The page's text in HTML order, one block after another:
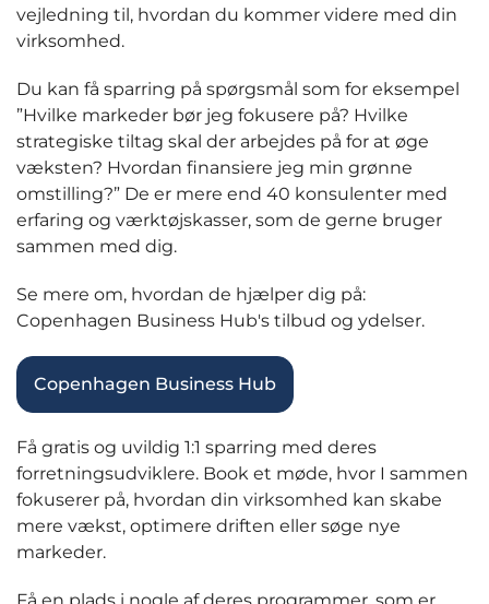
vejledning til, hvordan du kommer videre med din
virksomhed.
Du kan få sparring på spørgsmål som for eksempel
”Hvilke markeder bør jeg fokusere på? Hvilke
strategiske tiltag skal der arbejdes på for at øge
væksten? Hvordan finansiere jeg min grønne
omstilling?” De er mere end 40 konsulenter med
erfaring og værktøjskasser, som de gerne bruger
sammen med dig.
Se mere om, hvordan de hjælper dig på:
Copenhagen Business Hub's tilbud og ydelser.
Copenhagen Business Hub
Få gratis og uvildig 1:1 sparring med deres
forretningsudviklere. Book et møde, hvor I sammen
fokuserer på, hvordan din virksomhed kan skabe
mere vækst, optimere driften eller søge nye
markeder.